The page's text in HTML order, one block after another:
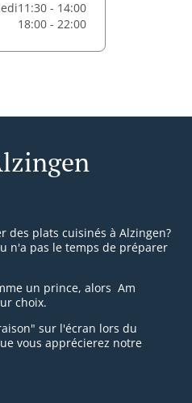
11:30 - 14:00
18:00 - 22:00
des plats cuisinés à Alzingen?
n'a pas le temps de préparer
un prince, alors Am
choix.
sur l'écran lors du
vous apprécierez notre